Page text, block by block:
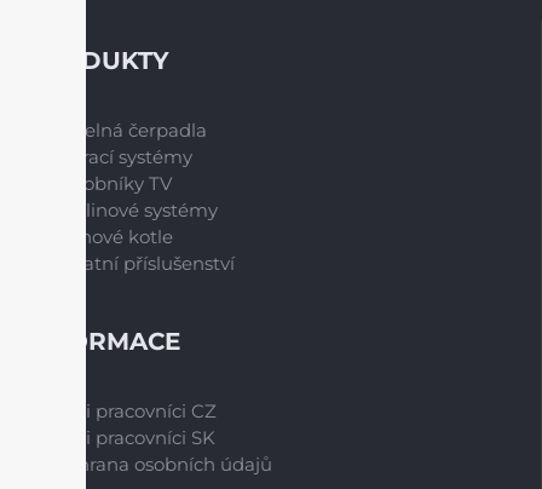
INFORMACE
Naši pracovníci CZ
Naši pracovníci SK
Ochrana osobních údajů
PRODUKTY
Tepelná čerpadla
Větrací systémy
Zásobníky TV
Spalinové systémy
Plynové kotle
Ostatní příslušenství